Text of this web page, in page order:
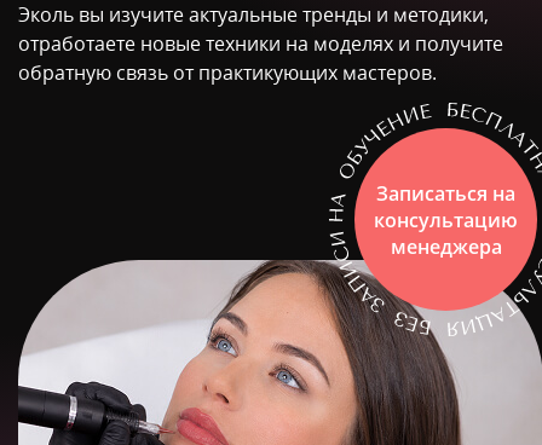
Эколь вы изучите актуальные тренды и методики,
отработаете новые техники на моделях и получите
обратную связь от практикующих мастеров.
Записаться на
консультацию
менеджера